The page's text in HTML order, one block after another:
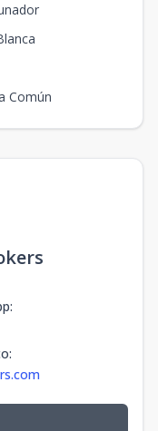
Común
:
: